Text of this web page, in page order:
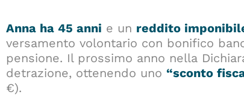
Anna ha 45 anni e un reddito
versamento volontario con bonifico
pensione. Il prossimo anno nella
detrazione, ottenendo uno “sconto
€).